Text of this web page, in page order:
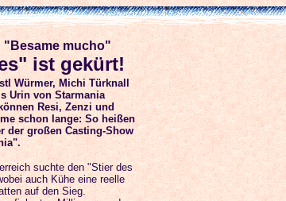
"Besame mucho"
ist gekürt!
Würmer, Michi Türknall
Urin von Starmania
Resi, Zenzi und
schon lange: So heißen
der großen Casting-Show
suchte den "Stier des
auch Kühe eine reelle
auf den Sieg.